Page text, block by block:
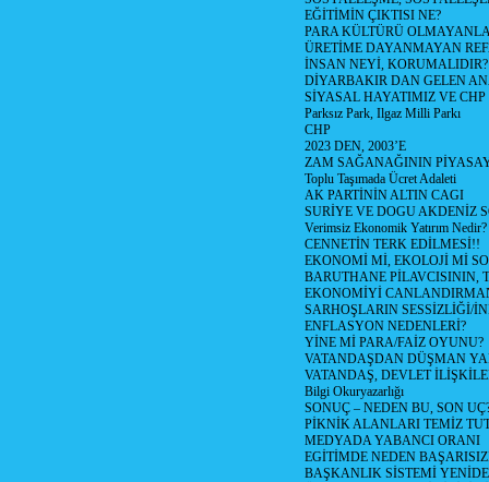
EĞİTİMİN ÇIKTISI NE?
PARA KÜLTÜRÜ
ÜRETİME DAYANMAYAN
İNSAN NEYİ, KORUMALIDIR?
DİYARBAKIR DAN GELEN
SİYASAL HAYATIMIZ VE CHP
Parksız Park, Ilgaz Milli Parkı
CHP
2023 DEN, 2003’E
ZAM SAĞANAĞININ
Toplu Taşımada Ücret Adaleti
AK PARTİNİN ALTIN CAGI
SURİYE VE DOGU AKDENİZ
Verimsiz Ekonomik Yatırım Nedir?
CENNETİN TERK EDİLMESİ!!
EKONOMİ Mİ, EKOLOJİ Mİ
BARUTHANE PİLAVCISININ,
EKONOMİYİ
SARHOŞLARIN SESSİZLİĞİ/
ENFLASYON NEDENLERİ?
YİNE Mİ PARA/FAİZ OYUNU?
VATANDAŞDAN DÜŞMAN
VATANDAŞ, DEVLET
Bilgi Okuryazarlığı
SONUÇ – NEDEN BU, SON
PİKNİK ALANLARI TEMİZ
MEDYADA YABANCI ORANI
EGİTİMDE NEDEN
BAŞKANLIK SİSTEMİ